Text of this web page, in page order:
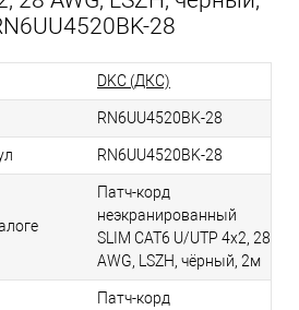
28
DKC (ДКС)
RN6UU4520BK-28
RN6UU4520BK-28
Патч-корд
неэкранированный
SLIM CAT6 U/UTP 4х2, 28
AWG, LSZH, чёрный, 2м
Патч-корд